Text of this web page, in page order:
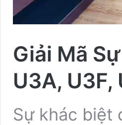
Giải Mã
U3A, U3F,
Sự khác biệt